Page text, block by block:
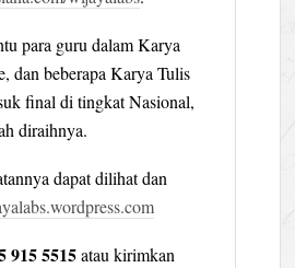
para guru dalam Karya
dan beberapa Karya Tulis
final di tingkat Nasional,
diraihnya.
dapat dilihat dan
915 5515atau kirimkan